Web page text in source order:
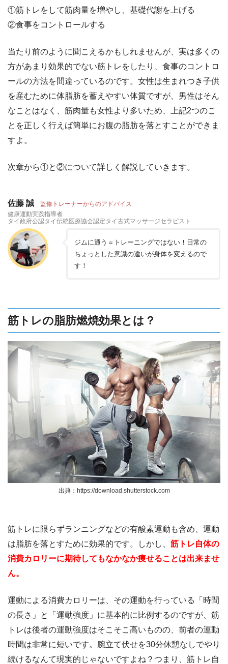
①筋トレをして筋肉量を増やし、基礎代謝を上げる
②食事をコントロールする
当たり前のように聞こえるかもしれませんが、実は多くの
方があまり効果的でない筋トレをしたり、食事のコントロ
ールの方法を間違っているのです。女性は生まれつき子供
を産むために体脂肪を蓄えやすい体質ですが、男性はそん
なことはなく、筋肉量も女性より多いため、上記2つのこ
とを正しく行えば簡単にお腹の脂肪を落とすことができま
すよ。
次章から①と②について詳しく解説していきます。
佐藤 誠 監修トレーナーからのアドバイス
健康運動実践指導者
タイ政府公認タイ伝統医療協会認定タイ古式マッサージセラピスト
ジムに通う＝トレーニングではない！日常の
ちょっとした意識の違いが身体を変えるので
す！
筋トレの脂肪燃焼効果とは？
出典：https://download.shutterstock.com
筋トレに限らずランニングなどの有酸素運動も含め、運動
は脂肪を落とすために効果的です。しかし、 筋トレ自体の
消費カロリーに期待してもなかなか痩せることは出来ませ
ん。
運動による消費カロリーは、その運動を行っている「時間
の長さ」と「運動強度」に基本的に比例するのですが、筋
トレは後者の運動強度はそこそこ高いものの、前者の運動
時間は非常に短いです。腕立て伏せを30分休憩なしでやり
続けるなんて現実的じゃないですよね？つまり、筋トレ自